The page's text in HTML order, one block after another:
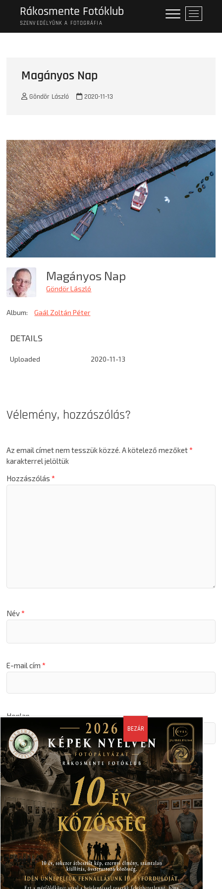
content
Rákosmente Fotóklub
SZENVEDÉLYÜNK A FOTOGRÁFIA
M
e
n
Magányos Nap
Göndör László 2020-11-13
Magányos Nap
Göndör László
Album: Gaál Zoltán Péter
DETAILS
Uploaded 2020-11-13
Vélemény, hozzászólás?
Az email címet nem tesszük közzé. A kötelező mezőket*
karakterrel jelöltük
Hozzászólás*
Név*
E-mail cím*
Honlap
A nevem, email címem, és weboldalcímem mentése a
böngészőben a következő hozzászólásomhoz.